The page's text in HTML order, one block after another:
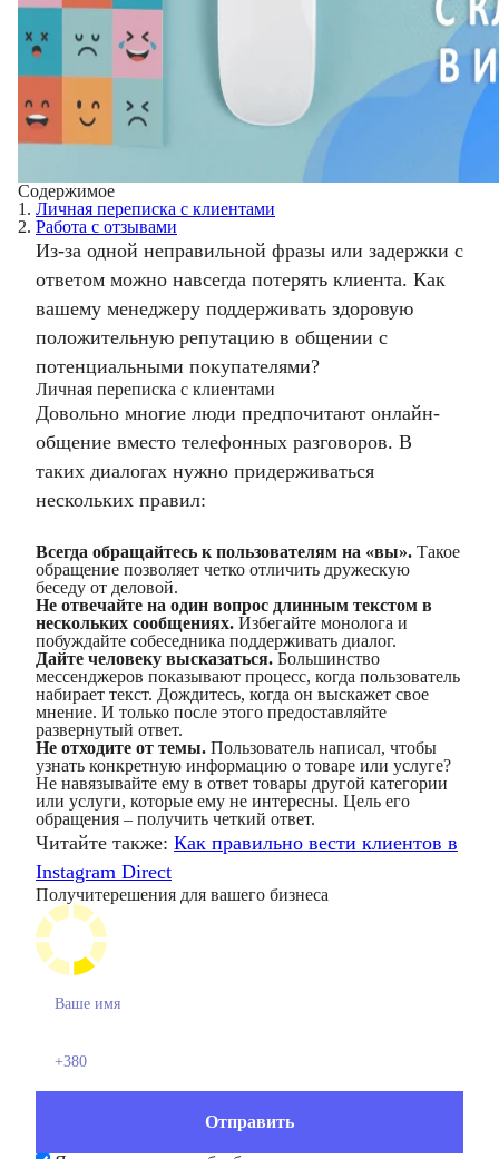
Содержимое
1. Личная переписка с клиентами
2. Работа с отзывами
Из-за одной неправильной фразы или задержки с
ответом можно навсегда потерять клиента. Как
вашему менеджеру поддерживать здоровую
положительную репутацию в общении с
потенциальными покупателями?
Личная переписка с клиентами
Довольно многие люди предпочитают онлайн-
общение вместо телефонных разговоров. В
таких диалогах нужно придерживаться
нескольких правил:
Всегда обращайтесь к пользователям на «вы». Такое
обращение позволяет четко отличить дружескую
беседу от деловой.
Не отвечайте на один вопрос длинным текстом в
нескольких сообщениях. Избегайте монолога и
побуждайте собеседника поддерживать диалог.
Дайте человеку высказаться. Большинство
мессенджеров показывают процесс, когда пользователь
набирает текст. Дождитесь, когда он выскажет свое
мнение. И только после этого предоставляйте
развернутый ответ.
Не отходите от темы. Пользователь написал, чтобы
узнать конкретную информацию о товаре или услуге?
Не навязывайте ему в ответ товары другой категории
или услуги, которые ему не интересны. Цель его
обращения – получить четкий ответ.
Читайте также: Как правильно вести клиентов в
Instagram Direct
Получитерешения для вашего бизнеса